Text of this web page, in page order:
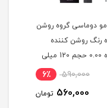
دوماسی گروه روشن
رنگ روشن کننده
شماره 0.00 حجم 120 میلی
590,000 6٪
560,000 تومان